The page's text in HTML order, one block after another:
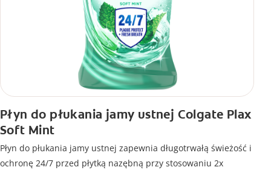
Płyn do płukania jamy ustnej Colgate Plax
Soft Mint
Płyn do płukania jamy ustnej zapewnia długotrwałą świeżość i
ochronę 24/7 przed płytką nazębną przy stosowaniu 2x